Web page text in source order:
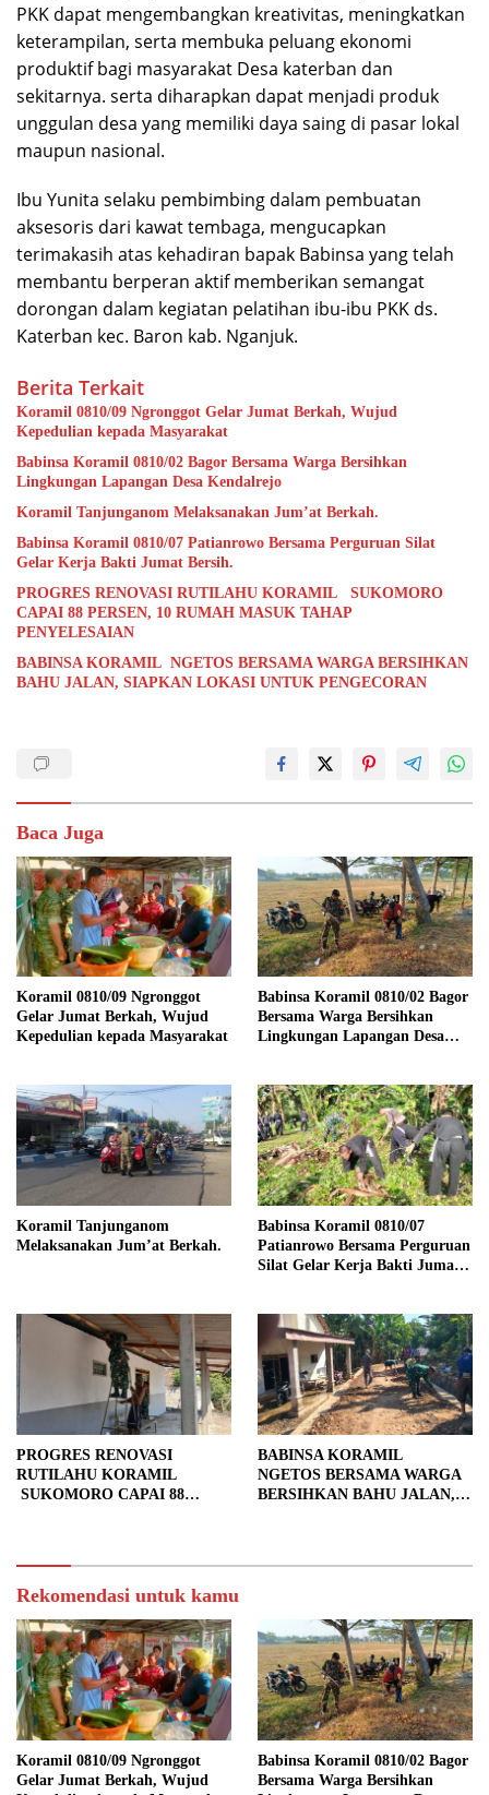
PKK dapat mengembangkan kreativitas, meningkatkan
keterampilan, serta membuka peluang ekonomi
produktif bagi masyarakat Desa katerban dan
sekitarnya. serta diharapkan dapat menjadi produk
unggulan desa yang memiliki daya saing di pasar lokal
maupun nasional.
Ibu Yunita selaku pembimbing dalam pembuatan
aksesoris dari kawat tembaga, mengucapkan
terimakasih atas kehadiran bapak Babinsa yang telah
membantu berperan aktif memberikan semangat
dorongan dalam kegiatan pelatihan ibu-ibu PKK ds.
Katerban kec. Baron kab. Nganjuk.
Berita Terkait
Koramil 0810/09 Ngronggot Gelar Jumat Berkah, Wujud
Kepedulian kepada Masyarakat
Babinsa Koramil 0810/02 Bagor Bersama Warga Bersihkan
Lingkungan Lapangan Desa Kendalrejo
Koramil Tanjunganom Melaksanakan Jum’at Berkah.
Babinsa Koramil 0810/07 Patianrowo Bersama Perguruan Silat
Gelar Kerja Bakti Jumat Bersih.
PROGRES RENOVASI RUTILAHU KORAMIL SUKOMORO
CAPAI 88 PERSEN, 10 RUMAH MASUK TAHAP
PENYELESAIAN
BABINSA KORAMIL NGETOS BERSAMA WARGA BERSIHKAN
BAHU JALAN, SIAPKAN LOKASI UNTUK PENGECORAN
Baca Juga
Koramil 0810/09 Ngronggot
Gelar Jumat Berkah, Wujud
Kepedulian kepada Masyarakat
Babinsa Koramil 0810/02 Bagor
Bersama Warga Bersihkan
Lingkungan Lapangan Desa
Koramil Tanjunganom
Melaksanakan Jum’at Berkah.
Babinsa Koramil 0810/07
Patianrowo Bersama Perguruan
Silat Gelar Kerja Bakti Jumat
PROGRES RENOVASI
RUTILAHU KORAMIL
SUKOMORO CAPAI 88
BABINSA KORAMIL
NGETOS BERSAMA WARGA
BERSIHKAN BAHU JALAN,
Rekomendasi untuk kamu
Koramil 0810/09 Ngronggot
Gelar Jumat Berkah, Wujud
Babinsa Koramil 0810/02 Bagor
Bersama Warga Bersihkan